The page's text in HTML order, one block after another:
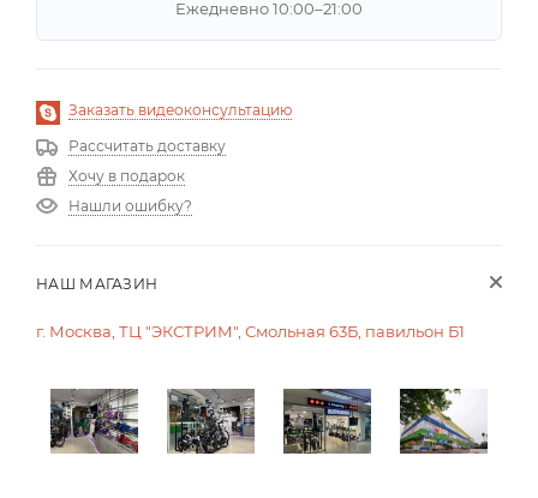
Ежедневно 10:00–21:00
Заказать видеоконсультацию
Рассчитать доставку
Хочу в подарок
Нашли ошибку?
НАШ МАГАЗИН
г. Москва, ТЦ "ЭКСТРИМ", Смольная 63Б, павильон Б1